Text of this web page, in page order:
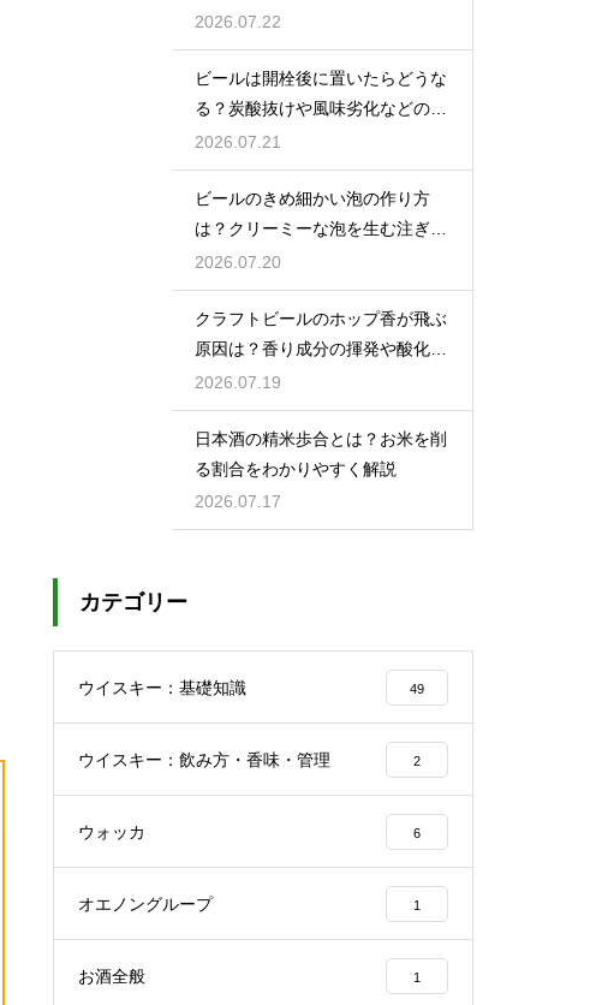
2026.07.22
ビールは開栓後に置いたらどうな
る？炭酸抜けや風味劣化などの影
響を解説
2026.07.21
ビールのきめ細かい泡の作り方
は？クリーミーな泡を生む注ぎ方
のコツ
2026.07.20
クラフトビールのホップ香が飛ぶ
原因は？香り成分の揮発や酸化で
失われる理由を解説
2026.07.19
日本酒の精米歩合とは？お米を削
る割合をわかりやすく解説
2026.07.17
カテゴリー
ウイスキー：基礎知識 49
ウイスキー：飲み方・香味・管理 2
ウォッカ 6
オエノングループ 1
お酒全般 1